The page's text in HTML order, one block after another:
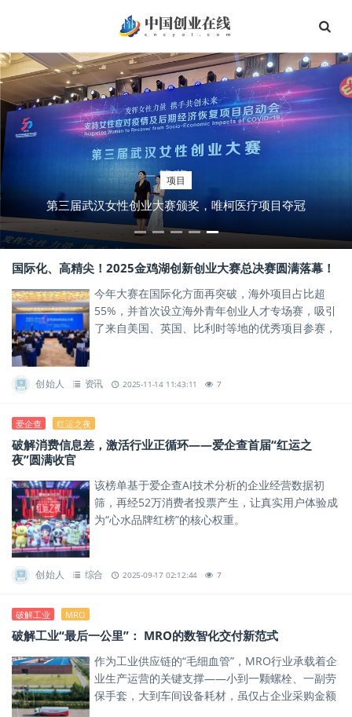
项目
第三届武汉女性创业大赛颁奖，唯柯医疗项目夺冠
国际化、高精尖！2025金鸡湖创新创业大赛总决赛圆满落幕！
今年大赛在国际化方面再突破，海外项目占比超
55%，并首次设立海外青年创业人才专场赛，吸引
了来自美国、英国、比利时等地的优秀项目参赛，
创始人 资讯 2025-11-14 11:43:11 7
爱企查 红运之夜
破解消费信息差，激活行业正循环——爱企查首届“红运之
夜”圆满收官
该榜单基于爱企查AI技术分析的企业经营数据初
筛，再经52万消费者投票产生，让真实用户体验成
为“心水品牌红榜”的核心权重。
创始人 综合 2025-09-17 02:12:44 7
破解工业 MRO
破解工业“最后一公里”： MRO的数智化交付新范式
作为工业供应链的“毛细血管”，MRO行业承载着企
业生产运营的关键支撑——小到一颗螺栓、一副劳
保手套，大到车间设备耗材，虽仅占企业采购金额